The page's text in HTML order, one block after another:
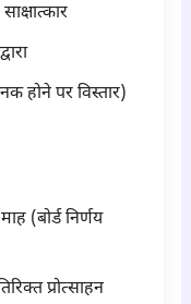
होने पर विस्तार)
(बोर्ड निर्णय
प्रोत्साहन